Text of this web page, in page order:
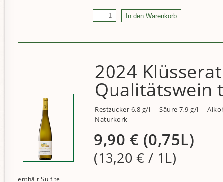
2024
Qualitätswein
Restzucker 6,8 g/l Säure 7,9 g/l
Naturkork
9,90 € (0,75L)
(13,20 € / 1L)